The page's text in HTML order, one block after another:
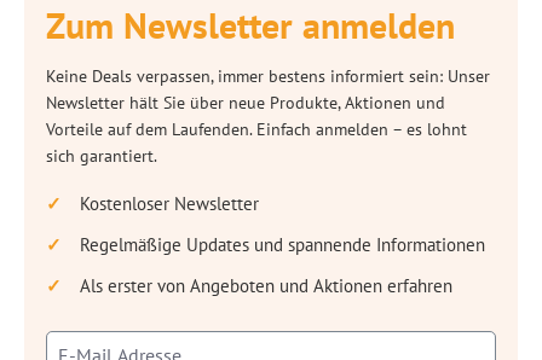
Zum Newsletter anmelden
Keine Deals verpassen, immer bestens informiert sein: Unser
Newsletter hält Sie über neue Produkte, Aktionen und
Vorteile auf dem Laufenden. Einfach anmelden – es lohnt
sich garantiert.
Kostenloser Newsletter
Regelmäßige Updates und spannende Informationen
Als erster von Angeboten und Aktionen erfahren